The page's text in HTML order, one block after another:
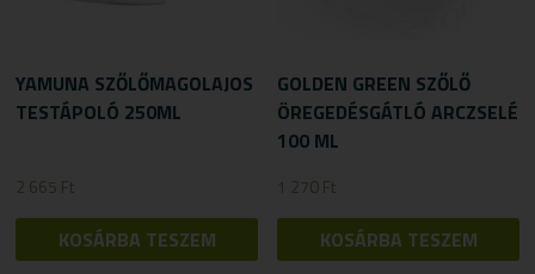
YAMUNA SZŐLŐMAGOLAJOS
TESTÁPOLÓ 250ML
2 665 Ft
KOSÁRBA TESZEM
GOLDEN GREEN SZŐLŐ
ÖREGEDÉSGÁTLÓ ARCZSELÉ
100 ML
1 270Ft
KOSÁRBA TESZEM